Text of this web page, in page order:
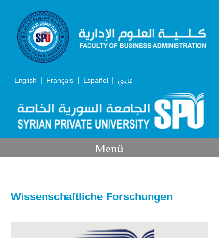
English | Français | Español | عربي
Menü
Wissenschaftliche Forschungen